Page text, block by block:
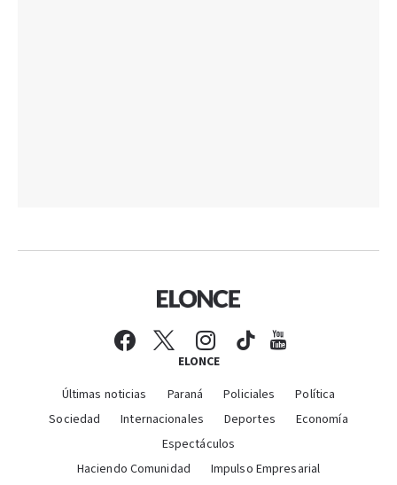
ELONCE
Últimas noticias Paraná Policiales
Política
Sociedad
Internacionales Deportes
Economía
Espectáculos
Haciendo Comunidad
Impulso Empresarial